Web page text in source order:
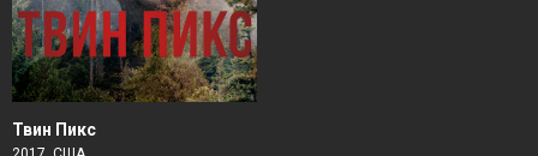
Твин Пикс